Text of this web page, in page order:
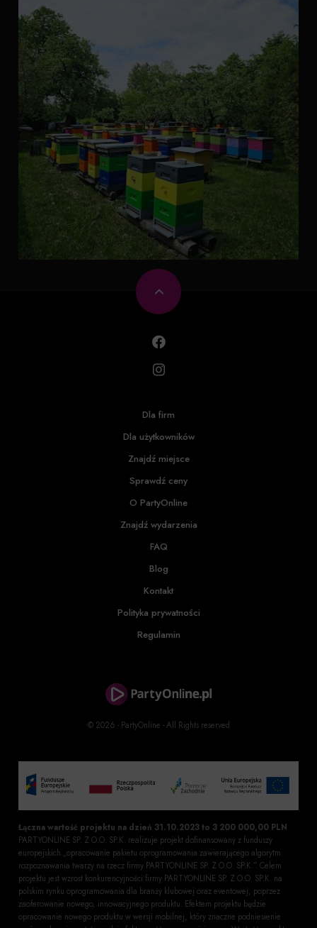
© 2026 - PartyOnline - All Rights reserved
Dla firm
Dla użytkowników
Znajdź miejsce
Sprawdź ceny
O PartyOnline
Znajdź wydarzenia
FAQ
Blog
Kontakt
Polityka prywatności
Regulamin
Łączna wartość projektu na dzień 31.10.2023 to 3 200 000,00 PLN
PARTYONLINE SP. Z O.O. SP.K. realizuje projekt dofinansowany z funduszy
europejskich „opracowanie pakietu oprogramowania zawierającego algorytm
rozpoznawania twarzy na rzecz firmy PARTYONLINE SP. Z O.O. SP.K.”. Celem
projektu jest wzrost konkurencyjności firmy PARTYONLINE SP. Z O.O. SP.K. na
polskim rynku oprogramowania dla branży klubowej oraz eventowej, poprzez
zaoferowanie nowego, innowacyjnego produktu. Efektem projektu będzie
opracowanie nowego produktu w wersji mobilnej, który znaczne podniesienie